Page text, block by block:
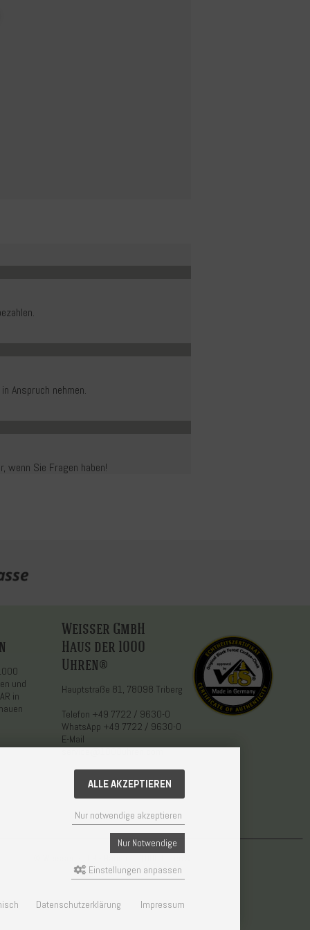
Anspruch nehmen.
wenn Sie Fragen haben!
und
in
Weisser GmbH
Haus der 1000
Uhren®
Hauptstraße 81, 78098 Triberg
Telefon +49 7722 / 9630-0
WhatsApp +49 7722 / 9630-0
E-Mail
service@1000uhren.com
ALLE AKZEPTIEREN
Nur notwendige akzeptieren
Nur Notwendige
Einstellungen anpassen
Datenschutzerklärung Impressum